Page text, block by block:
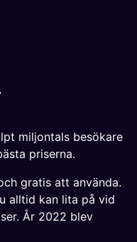
miljontals besökare
priserna.
gratis att använda.
alltid kan lita på vid
År 2022 blev